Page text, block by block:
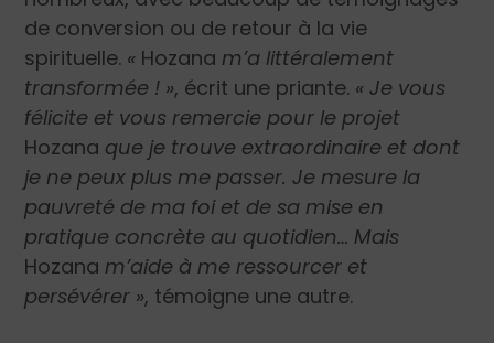
de conversion ou de retour à la vie
spirituelle. « Hozana m’a littéralement
transformée ! », écrit une priante. « Je vous
félicite et vous remercie pour le projet
Hozana que je trouve extraordinaire et dont
je ne peux plus me passer. Je mesure la
pauvreté de ma foi et de sa mise en
pratique concrète au quotidien… Mais
Hozana m’aide à me ressourcer et
persévérer », témoigne une autre.